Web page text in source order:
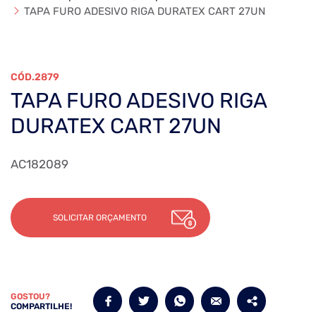
TAPA FURO ADESIVO RIGA DURATEX CART 27UN
2879
TAPA FURO ADESIVO RIGA
DURATEX CART 27UN
AC182089
SOLICITAR ORÇAMENTO
GOSTOU?
COMPARTILHE!